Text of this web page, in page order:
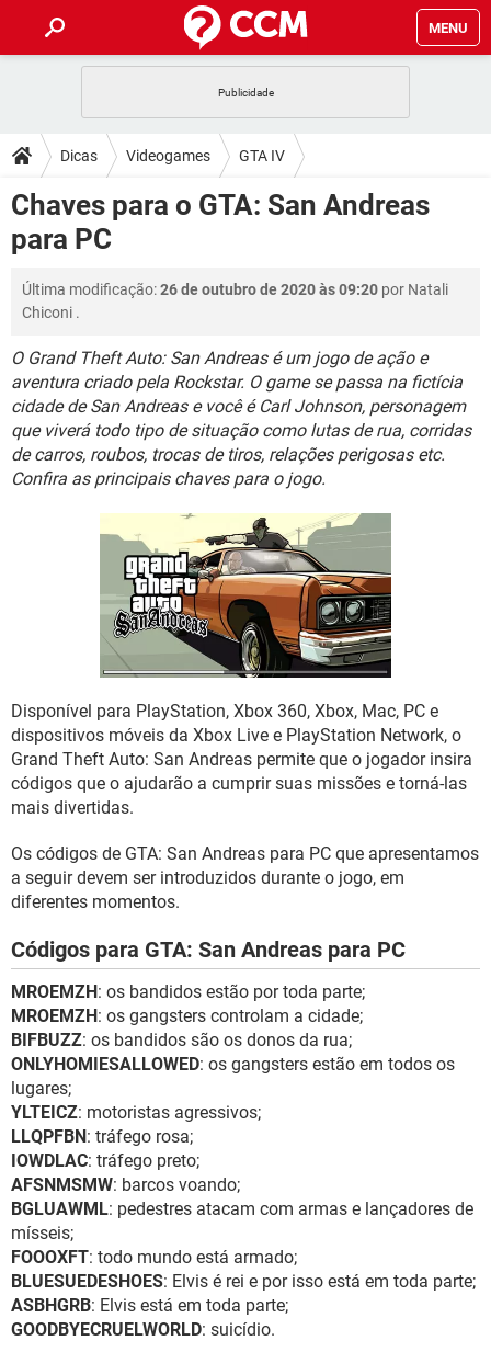
MENU
CELULAR FACEBOOK
OUTLOOK EXCEL
INSTAGRAM
DICAS
JOGOS WHATSAPP
CELULAR FACEBOOK
INSTAGRAM GMAIL
DOWNLOADS
JOGOS
OUTLOOK
INSTAGRAM GMAIL
GUIA DE COMPRAS
FÓRUM
JOGOS WHATSAPP
OUTLOOK EXCEL
INSTAGRAM GMAIL
GUIA DE COMPRAS
GLOSSÁRIO
JOGOS WHATSAPP
CELULAR FACEBOOK
OUTLOOK EXCEL
INSTAGRAM GMAIL
Dicas Videogames GTA IV
Chaves para o GTA: San Andreas
para PC
Última modificação:26 de outubro de 2020 às 09:20 por Natali
Chiconi .
O Grand Theft Auto: San Andreas é um jogo de ação e
aventura criado pela Rockstar. O game se passa na fictícia
cidade de San Andreas e você é Carl Johnson, personagem
que viverá todo tipo de situação como lutas de rua, corridas
de carros, roubos, trocas de tiros, relações perigosas etc.
Confira as principais chaves para o jogo.
Disponível para PlayStation, Xbox 360, Xbox, Mac, PC e
dispositivos móveis da Xbox Live e PlayStation Network, o
Grand Theft Auto: San Andreas permite que o jogador insira
códigos que o ajudarão a cumprir suas missões e torná-las
mais divertidas.
Os códigos de GTA: San Andreas para PC que apresentamos
a seguir devem ser introduzidos durante o jogo, em
diferentes momentos.
Códigos para GTA: San Andreas para PC
MROEMZH: os bandidos estão por toda parte;
MROEMZH: os gangsters controlam a cidade;
BIFBUZZ: os bandidos são os donos da rua;
ONLYHOMIESALLOWED: os gangsters estão em todos os
lugares;
YLTEICZ: motoristas agressivos;
LLQPFBN: tráfego rosa;
IOWDLAC: tráfego preto;
AFSNMSMW: barcos voando;
BGLUAWML: pedestres atacam com armas e lançadores de
mísseis;
FOOOXFT: todo mundo está armado;
BLUESUEDESHOES: Elvis é rei e por isso está em toda parte;
ASBHGRB: Elvis está em toda parte;
GOODBYECRUELWORLD: suicídio.